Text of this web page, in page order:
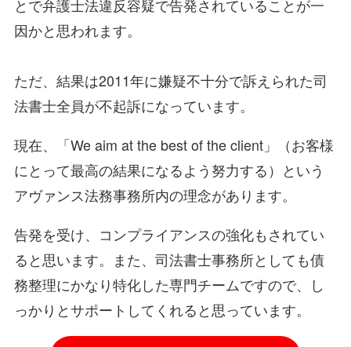
とで弁護士法違反容疑で告発されていることが一
因かと思われます。
ただ、結果は2011年に嫌疑不十分で訴えられた司
法書士全員が不起訴になっています。
現在、「We aim at the best of the client」（お客様
にとって最高の結果になるよう努力する）という
アヴァンス法務事務所内の理念があります。
告発を受け、コンプライアンスの強化もされてい
ると思います。また、司法書士事務所としても債
務整理にかなり特化した専門チームですので、し
っかりとサポートしてくれると思っています。